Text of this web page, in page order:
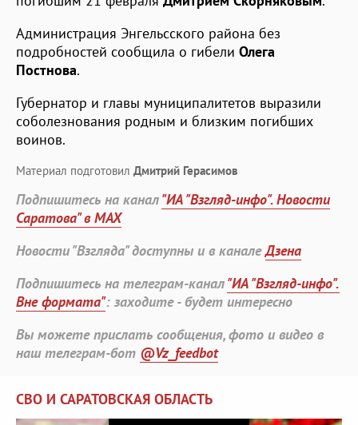
Администрация Энгельсского района без
подробностей сообщила о гибели Олега
Постнова.
Губернатор и главы муниципалитетов выразили
соболезнования родным и близким погибших
воинов.
Материал подготовил Дмитрий Герасимов
Подпишитесь на канал"ИА "Взгляд-инфо". Новости
Саратова" в MAX
Новости "Взгляда" доступны и в каналеДзена
Подпишитесь на телеграм-канал"ИА "Взгляд-инфо".
Вне формата": заходите - будет интересно
Вы можете прислать сообщения, фото и видео в
наш телеграм-бот @Vz_feedbot
СВО И САРАТОВСКАЯ ОБЛАСТЬ